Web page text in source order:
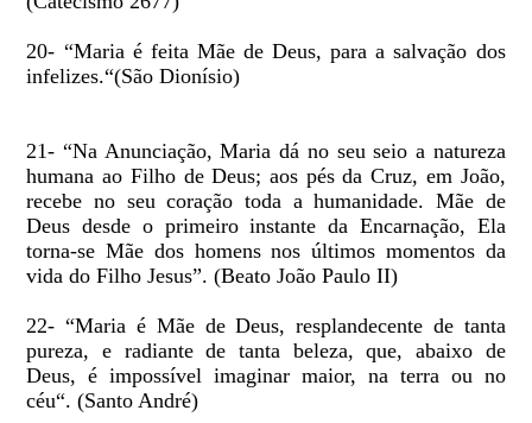
20- “Maria é feita Mãe de Deus, para a salvação dos
infelizes.“(São Dionísio)
21- “Na Anunciação, Maria dá no seu seio a natureza
humana ao Filho de Deus; aos pés da Cruz, em João,
recebe no seu coração toda a humanidade. Mãe de
Deus desde o primeiro instante da Encarnação, Ela
torna-se Mãe dos homens nos últimos momentos da
vida do Filho Jesus”. (Beato João Paulo II)
22- “Maria é Mãe de Deus, resplandecente de tanta
pureza, e radiante de tanta beleza, que, abaixo de
Deus, é impossível imaginar maior, na terra ou no
céu“. (Santo André)